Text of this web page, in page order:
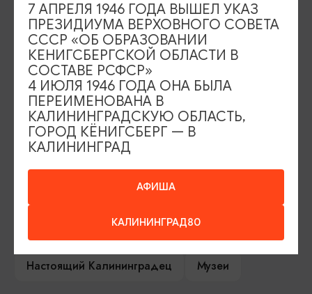
Серебряное ожерелье
Электронная виза
Туры и экскурсии
Афиша мероприятий
Сувениры
Гостевая книга
Гиды и экскурсоводы
Достопримечательности
Карты и маршруты
Рестораны
Настоящий Калининградец
Музеи
АФИША
КАЛИНИНГРАД80
7 АПРЕЛЯ 1946 ГОДА ВЫШЕЛ УКАЗ
ПРЕЗИДИУМА ВЕРХОВНОГО СОВЕТА
СССР «ОБ ОБРАЗОВАНИИ
КЕНИГСБЕРГСКОЙ ОБЛАСТИ В
СОСТАВЕ РСФСР»
4 ИЮЛЯ 1946 ГОДА ОНА БЫЛА
ПЕРЕИМЕНОВАНА В
КАЛИНИНГРАДСКУЮ ОБЛАСТЬ,
ГОРОД КЁНИГСБЕРГ — В
КАЛИНИНГРАД